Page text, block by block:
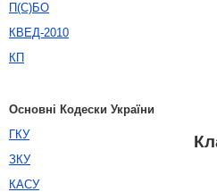
П(С)БО
КВЕД-2010
КП
Основні Кодески України
ГКУ
ЗКУ
КАСУ